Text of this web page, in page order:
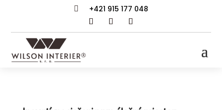
 +421 915 177 048